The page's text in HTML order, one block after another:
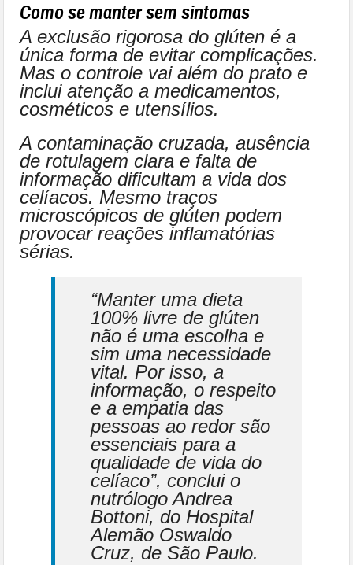
Como se manter sem sintomas
A exclusão rigorosa do glúten é a
única forma de evitar complicações.
Mas o controle vai além do prato e
inclui atenção a medicamentos,
cosméticos e utensílios.
A contaminação cruzada, ausência
de rotulagem clara e falta de
informação dificultam a vida dos
celíacos. Mesmo traços
microscópicos de glúten podem
provocar reações inflamatórias
sérias.
“Manter uma dieta
100% livre de glúten
não é uma escolha e
sim uma necessidade
vital. Por isso, a
informação, o respeito
e a empatia das
pessoas ao redor são
essenciais para a
qualidade de vida do
celíaco”, conclui o
nutrólogo Andrea
Bottoni, do Hospital
Alemão Oswaldo
Cruz, de São Paulo.